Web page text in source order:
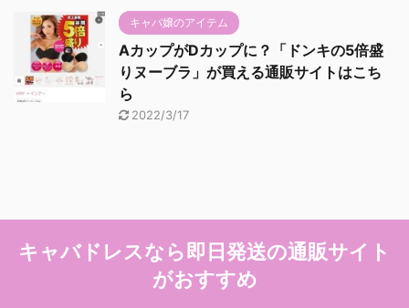
キャバ嬢のアイテム
AカップがDカップに？「ドンキの5倍盛
りヌーブラ」が買える通販サイトはこち
ら
2022/3/17
キャバドレスなら即日発送の通販サイト
がおすすめ